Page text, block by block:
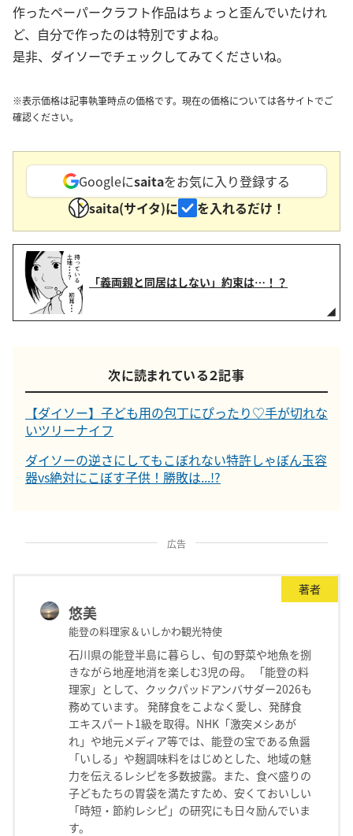
作ったペーパークラフト作品はちょっと歪んでいたけれ
ど、自分で作ったのは特別ですよね。
是非、ダイソーでチェックしてみてくださいね。
※表示価格は記事執筆時点の価格です。現在の価格については各サイトでご
確認ください。
Googleにsaitaをお気に入り登録する
saita(サイタ)に
を入れるだけ！
「義両親と同居はしない」約束は…！？
次に読まれている２記事
【ダイソー】子ども用の包丁にぴったり♡手が切れな
いツリーナイフ
ダイソーの逆さにしてもこぼれない特許しゃぼん玉容
器vs絶対にこぼす子供！勝敗は...!?
広告
著者
悠美
能登の料理家＆いしかわ観光特使
石川県の能登半島に暮らし、旬の野菜や地魚を捌
きながら地産地消を楽しむ3児の母。 「能登の料
理家」として、クックパッドアンバサダー2026も
務めています。 発酵食をこよなく愛し、発酵食
エキスパート1級を取得。NHK「激突メシあが
れ」や地元メディア等では、能登の宝である魚醤
「いしる」や麹調味料をはじめとした、地域の魅
力を伝えるレシピを多数披露。また、食べ盛りの
子どもたちの胃袋を満たすため、安くておいしい
「時短・節約レシピ」の研究にも日々励んでいま
す。